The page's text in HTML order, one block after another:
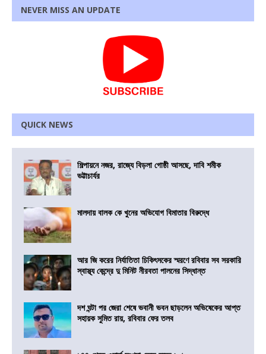
NEVER MISS AN UPDATE
QUICK NEWS
শিল্পায়নে নজর, রাজ্যে বিড়লা গোষ্ঠী আসছে, দাবি শমীক
ভট্টাচার্যর
মালদায় বালক কে খুনের অভিযোগ বিমাতার বিরুদ্ধে
আর জি করের নির্যাতিতা চিকিৎসকের স্মরণে রবিবার সব সরকারি
স্বাস্থ্য কেন্দ্রে দু মিনিট নীরবতা পালনের সিদ্ধান্ত
দশ ঘন্টা পর জেরা শেষে ভবানী ভবন ছাড়লেন অভিষেকের আপ্ত
সহায়ক সুমিত রায়, রবিবার ফের তলব